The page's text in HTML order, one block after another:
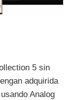
5 sin
adquirida
Analog